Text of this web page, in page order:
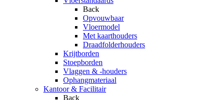
Back
Opvouwbaar
Vloermodel
Met kaarthouders
Draadfolderhouders
Krijtborden
Stoepborden
Vlaggen & -houders
Ophangmateriaal
Kantoor & Facilitair
Back